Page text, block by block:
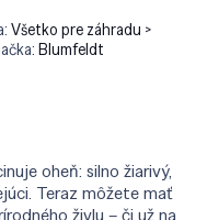
Všetko pre záhradu >
Blumfeldt
oheň: silno žiarivý,
Teraz môžete mať
živlu – či už na